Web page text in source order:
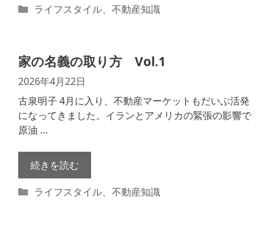
カ
ー
ライフスタイル、 不動産知識
家の名義の取り方 Vol.1
2026年4月22日
古泉明子 4月に入り、不動産マーケットもだいぶ活発
になってきました。イランとアメリカの緊張の影響で
原油 …
続きを読む
カ
ライフスタイル、 不動産知識